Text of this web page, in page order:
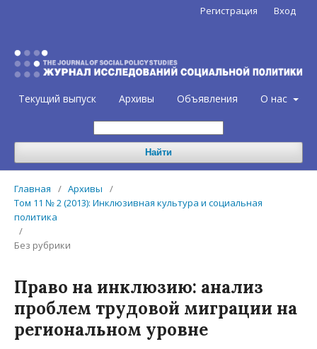
Текущий выпуск Архивы Объявления О нас
Найти
Регистрация Вход
Главная / Архивы
/
Том 11 № 2 (2013): Инклюзивная культура и социальная
политика
/
Без рубрики
Право на инклюзию: анализ
проблем трудовой миграции на
региональном уровне